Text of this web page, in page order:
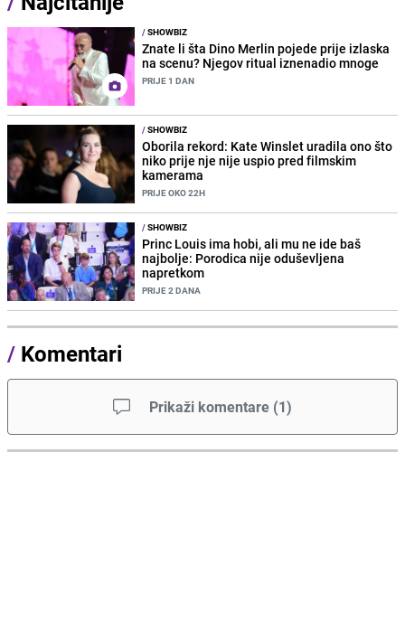
/SHOWBIZ
Znate li šta Dino Merlin pojede prije izlaska
na scenu? Njegov ritual iznenadio mnoge
PRIJE 1 DAN
/SHOWBIZ
Oborila rekord: Kate Winslet uradila ono što
niko prije nje nije uspio pred filmskim
kamerama
PRIJE OKO 22H
/SHOWBIZ
Princ Louis ima hobi, ali mu ne ide baš
najbolje: Porodica nije oduševljena
napretkom
PRIJE 2 DANA
/ Komentari
Prikaži komentare (1)